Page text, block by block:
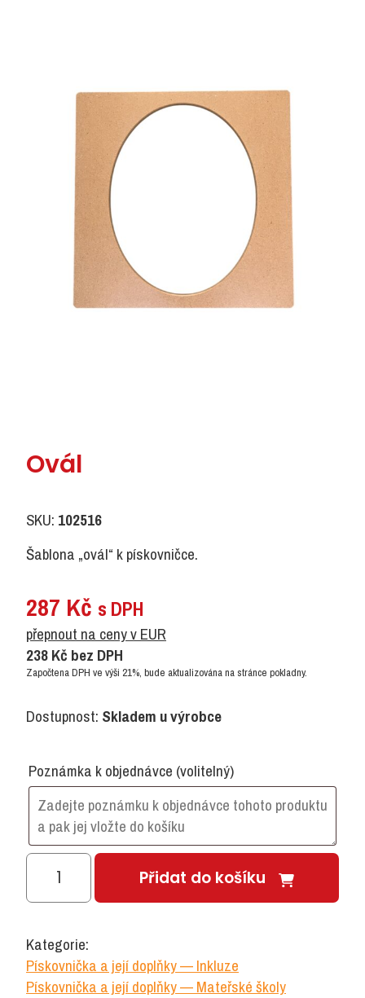
Ovál
SKU: 102516
Šablona „ovál“ k pískovničce.
287 Kč s DPH
přepnout na ceny v EUR
238Kč bez DPH
Započtena DPH ve výši 21%, bude aktualizována na stránce pokladny.
Dostupnost: Skladem u výrobce
Poznámka k objednávce (volitelný)
Ovál
množství
Přidat do košíku
Kategorie:
Pískovnička a její doplňky — Inkluze
Pískovnička a její doplňky — Mateřské školy